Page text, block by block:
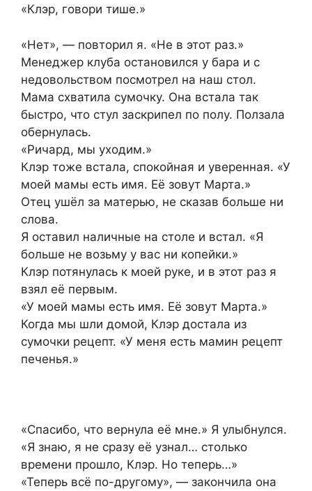
«Клэр, говори тише.»
«Нет», — повторил я. «Не в этот раз.»
Менеджер клуба остановился у бара и с
недовольством посмотрел на наш стол.
Мама схватила сумочку. Она встала так
быстро, что стул заскрипел по полу. Ползала
обернулась.
«Ричард, мы уходим.»
Клэр тоже встала, спокойная и уверенная. «У
моей мамы есть имя. Её зовут Марта.»
Отец ушёл за матерью, не сказав больше ни
слова.
Я оставил наличные на столе и встал. «Я
больше не возьму у вас ни копейки.»
Клэр потянулась к моей руке, и в этот раз я
взял её первым.
«У моей мамы есть имя. Её зовут Марта.»
Когда мы шли домой, Клэр достала из
сумочки рецепт. «У меня есть мамин рецепт
печенья.»
«Спасибо, что вернула её мне.» Я улыбнулся.
«Я знаю, я не сразу её узнал… столько
времени прошло, Клэр. Но теперь…»
«Теперь всё по-другому», — закончила она